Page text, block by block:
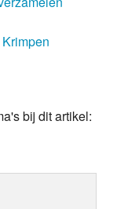
bij dit artikel: